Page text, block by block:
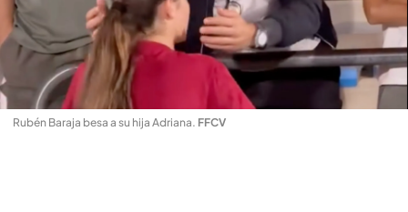
Rubén Baraja besa a su hija Adriana. FFCV